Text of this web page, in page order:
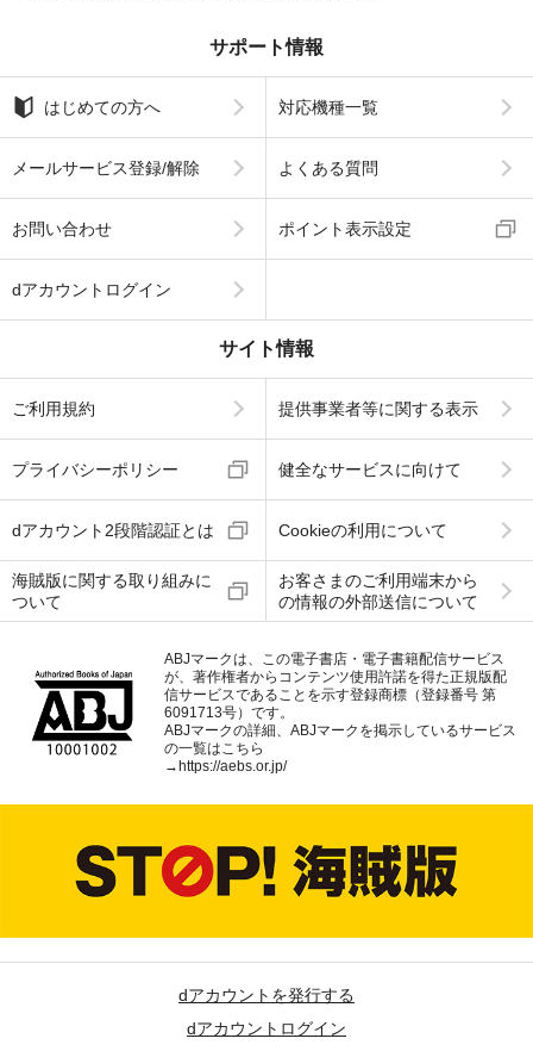
サポート情報
はじめての方へ 対応機種一覧
メールサービス登録/解除 よくある質問
お問い合わせ ポイント表示設定
dアカウントログイン
サイト情報
ご利用規約 提供事業者等に関する表示
プライバシーポリシー 健全なサービスに向けて
dアカウント2段階認証とは Cookieの利用について
海賊版に関する取り組みに
ついて
お客さまのご利用端末から
の情報の外部送信について
ABJマークは、この電子書店・電子書籍配信サービス
が、著作権者からコンテンツ使用許諾を得た正規版配
信サービスであることを示す登録商標（登録番号 第
6091713号）です。
ABJマークの詳細、ABJマークを掲示しているサービス
の一覧はこちら
→ https://aebs.or.jp/
dアカウントを発行する
dアカウントログイン